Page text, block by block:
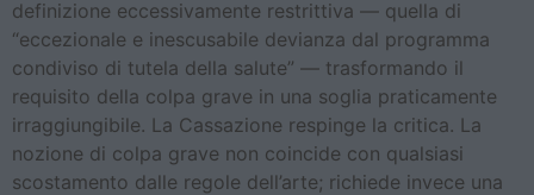
definizione eccessivamente restrittiva — quella di
“eccezionale e inescusabile devianza dal programma
condiviso di tutela della salute” — trasformando il
requisito della colpa grave in una soglia praticamente
irraggiungibile. La Cassazione respinge la critica. La
nozione di colpa grave non coincide con qualsiasi
scostamento dalle regole dell’arte; richiede invece una